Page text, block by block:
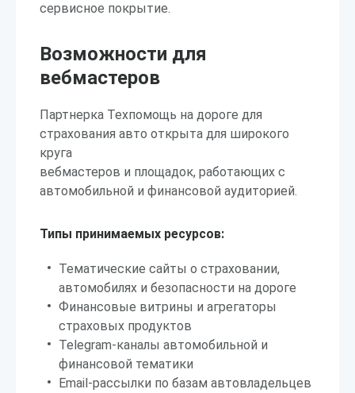
сервисное покрытие.
Возможности для
вебмастеров
Партнерка Техпомощь на дороге для
страхования авто открыта для широкого
круга
вебмастеров и площадок, работающих с
автомобильной и финансовой аудиторией.
Типы принимаемых ресурсов:
Тематические сайты о страховании,
автомобилях и безопасности на дороге
Финансовые витрины и агрегаторы
страховых продуктов
Telegram-каналы автомобильной и
финансовой тематики
Email-рассылки по базам автовладельцев